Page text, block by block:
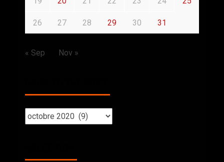
26 27 28 29 30 31
« Sep Nov »